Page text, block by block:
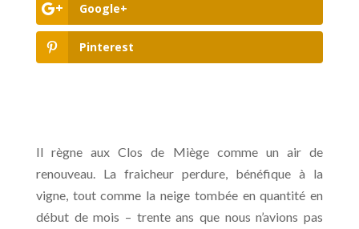
Google+
Pinterest
Il règne aux Clos de Miège comme un air de
renouveau. La fraicheur perdure, bénéfique à la
vigne, tout comme la neige tombée en quantité en
début de mois – trente ans que nous n’avions pas